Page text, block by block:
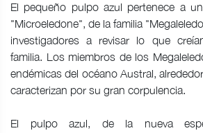
El pequeño pulpo azul pertenece a
"Microeledone", de la familia
investigadores a revisar lo que
familia. Los miembros de los
endémicas del océano Austral,
caracterizan por su gran corpulencia.
El pulpo azul, de la nueva